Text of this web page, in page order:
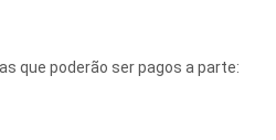
que poderão ser pagos a parte: